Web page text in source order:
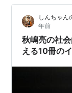
関係性を初心
しんちゃん
年前
秋嶋亮の社
える10冊の